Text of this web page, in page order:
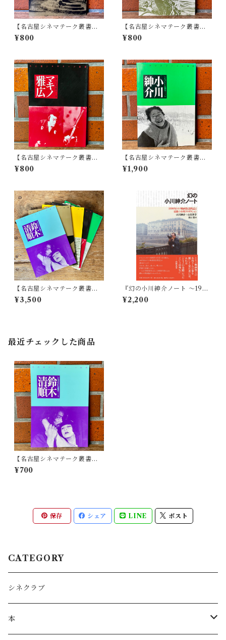
【名古屋シネマテーク叢書】
シネアストは語る 2 木村威夫
¥800
【名古屋シネマテーク叢書】
シネアストは語る 3 岡本喜八
¥800
【名古屋シネマテーク叢書】
シネアストは語る 4 マキノ雅
広
¥800
【名古屋シネマテーク叢書】
シネアストは語る 5 小川紳介
¥1,900
【名古屋シネマテーク叢書】
シネアストは語る 5冊セット
¥3,500
『幻の小川紳介ノート 〜1990
年トリノ映画祭訪問記と最後
の小川プロダクション』
¥2,200
最近チェックした商品
【名古屋シネマテーク叢書】
シネアストは語る 1 鈴木清順
¥700
保存 シェア LINE ポスト
CATEGORY
シネクラブ
本